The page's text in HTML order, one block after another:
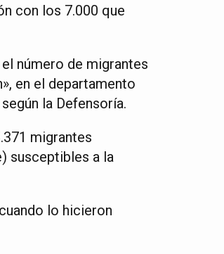
con los 7.000 que
número de migrantes
en el departamento
la Defensoría.
migrantes
susceptibles a la
lo hicieron